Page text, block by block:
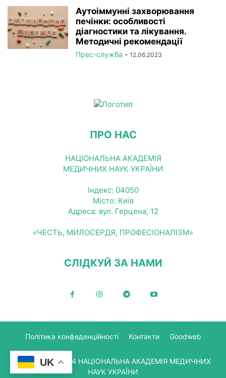
Аутоіммунні захворювання
печінки: особливості
діагностики та лікування.
Методичні рекомендації
Прес-служба - 12.06.2023
ПРО НАС
НАЦІОНАЛЬНА АКАДЕМІЯ
МЕДИЧНИХ НАУК УКРАЇНИ
Індекс: 04050
Місто: Київ
Адреса: вул. Герцена, 12
«ЧЕСТЬ, МИЛОСЕРДЯ, ПРОФЕСІОНАЛІЗМ»
СЛІДКУЙ ЗА НАМИ
Політика конфеденційності Контакти Goodweb
© Copyright 2024 НАЦІОНАЛЬНА АКАДЕМІЯ МЕДИЧНИХ
НАУК УКРАЇНИ
UK